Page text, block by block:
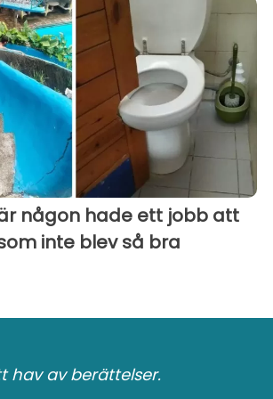
någon hade ett jobb att
inte blev så bra
hav av berättelser.